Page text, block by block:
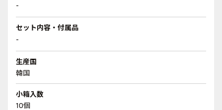
-
セット内容・付属品
-
生産国
韓国
小箱入数
10個